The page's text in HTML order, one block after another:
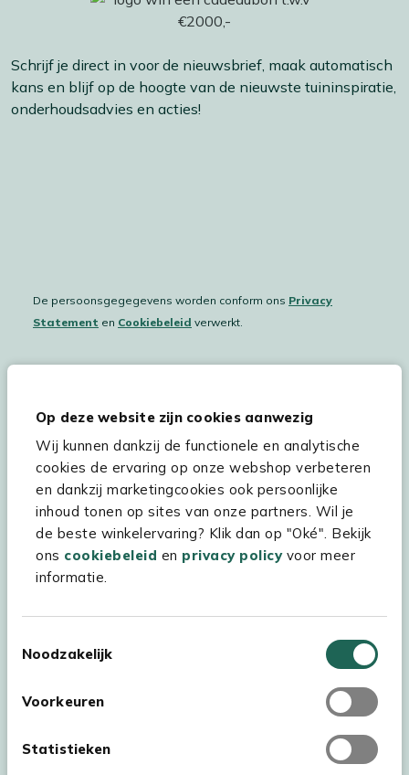
Op deze website zijn cookies aanwezig
Wij kunnen dankzij de functionele en analytische
cookies de ervaring op onze webshop verbeteren
en dankzij marketingcookies ook persoonlijke
inhoud tonen op sites van onze partners. Wil je
de beste winkelervaring? Klik dan op "Oké". Bekijk
ons cookiebeleid en privacy policyvoor meer
informatie.
Noodzakelijk
Voorkeuren
Statistieken
Schrijf je direct in voor de nieuwsbrief, maak automatisch
kans en blijf op de hoogte van de nieuwste tuininspiratie,
onderhoudsadvies en acties!
De persoonsgegegevens worden conform ons Privacy
Statement en Cookiebeleid verwerkt.
Hulp & service
Assortiment
Kees Smit Tuinmeubelen
Experience Stores XXL